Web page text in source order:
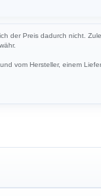
der Preis dadurch nicht.
vom Hersteller, einem